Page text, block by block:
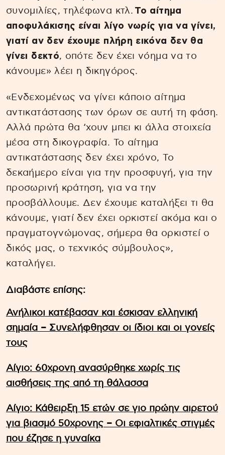
συνομιλίες, τηλέφωνα κτλ. Το αίτημα
αποφυλάκισης είναι λίγο νωρίς για να γίνει,
γιατί αν δεν έχουμε πλήρη εικόνα δεν θα
γίνει δεκτό, οπότε δεν έχει νόημα να το
κάνουμε» λέει η δικηγόρος.
«Ενδεχομένως να γίνει κάποιο αίτημα
αντικατάστασης των όρων σε αυτή τη φάση.
Αλλά πρώτα θα ‘χουν μπει κι άλλα στοιχεία
μέσα στη δικογραφία. Το αίτημα
αντικατάστασης δεν έχει χρόνο, Το
δεκαήμερο είναι για την προσφυγή, για την
προσωρινή κράτηση, για να την
προσβάλλουμε. Δεν έχουμε καταλήξει τι θα
κάνουμε, γιατί δεν έχει ορκιστεί ακόμα και ο
πραγματογνώμονας, σήμερα θα ορκιστεί ο
δικός μας, ο τεχνικός σύμβουλος»,
καταλήγει.
Διαβάστε επίσης:
Ανήλικοι κατέβασαν και έσκισαν ελληνική
σημαία – Συνελήφθησαν οι ίδιοι και οι γονείς
τους
Αίγιο: 60χρονη ανασύρθηκε χωρίς τις
αισθήσεις της από τη θάλασσα
Aίγιο: Κάθειρξη 15 ετών σε γιο πρώην αιρετού
για βιασμό 50χρονης – Οι εφιαλτικές στιγμές
που έζησε η γυναίκα